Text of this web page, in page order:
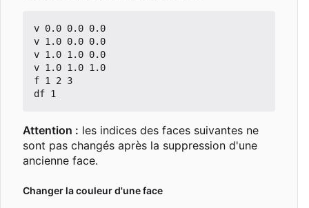
v 0.0 0.0 0.0
v 1.0 0.0 0.0
v 1.0 1.0 0.0
v 1.0 1.0 1.0
f 1 2 3
Attention : les indices des faces suivantes ne
sont pas changés après la suppression d'une
ancienne face.
Changer la couleur d'une face